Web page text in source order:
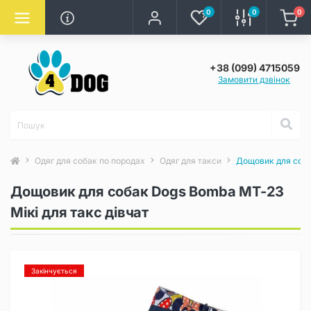
0 0 0
+38 (099) 4715059
Замовити дзвінок
Одяг для собак по породах Одяг для такси Дощовик для
Дощовик для собак Dogs Bomba MT-23
Мікі для такс дівчат
Закінчується